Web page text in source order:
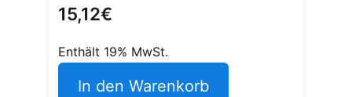
15,12€
Enthält 19% MwSt.
In den Warenkorb